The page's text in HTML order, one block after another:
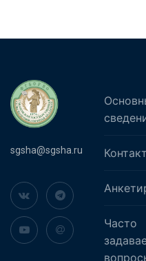
sgsha@sgsha.ru
Часто